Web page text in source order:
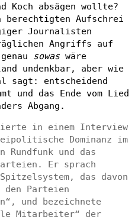
Koch absägen wollte?
berechtigten Aufschrei
Journalisten
Angriffs auf
sowas wäre
undenkbar, aber wie
sagt: entscheidend
und das Ende vom Lied
Abgang.
in einem Interview
Dominanz im
und das
Er sprach
das davon
den Parteien
und bezeichnete
Mitarbeiter“ der